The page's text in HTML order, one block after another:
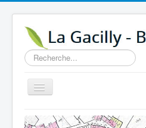
Rechercher
Basculer
la
Accueil